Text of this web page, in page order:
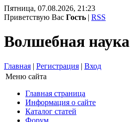
Пятница, 07.08.2026, 21:23
Приветствую Вас Гость | RSS
Волшебная наука
Главная | Регистрация | Вход
Меню сайта
Главная страница
Информация о сайте
Каталог статей
Форум